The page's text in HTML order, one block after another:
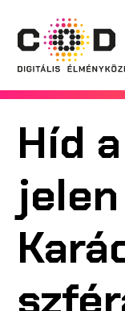
KIÁLLÍTÁSOK
STÚDIÓ
ESEMÉNYEK
Híd